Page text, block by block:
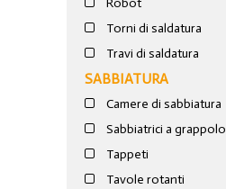
Robot
Torni di saldatura
Travi di saldatura
SABBIATURA
Camere di sabbiatura
Sabbiatrici a grappolo
Tappeti
Tavole rotanti